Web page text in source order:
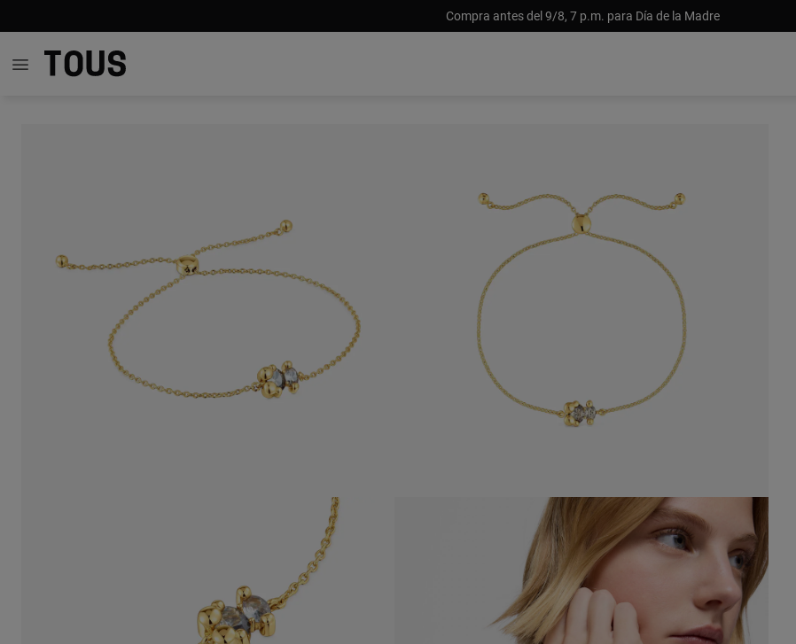
Compra antes del 9/8, 7 p.m. para Día de la Madre